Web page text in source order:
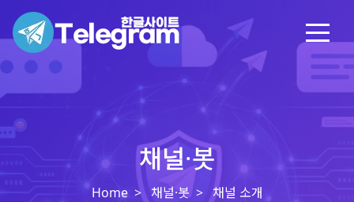
채널·봇
Home 채널·봇 채널 소개